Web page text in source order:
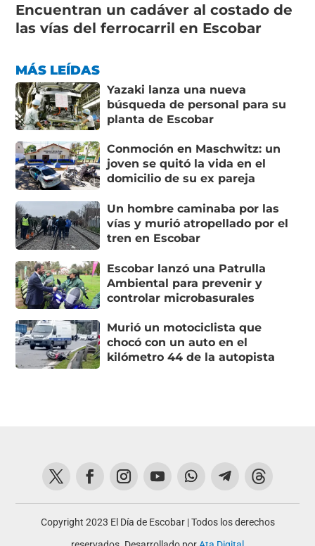
Encuentran un cadáver al costado de
las vías del ferrocarril en Escobar
MÁS LEÍDAS
Yazaki lanza una nueva
búsqueda de personal para su
planta de Escobar
Conmoción en Maschwitz: un
joven se quitó la vida en el
domicilio de su ex pareja
Un hombre caminaba por las
vías y murió atropellado por el
tren en Escobar
Escobar lanzó una Patrulla
Ambiental para prevenir y
controlar microbasurales
Murió un motociclista que
chocó con un auto en el
kilómetro 44 de la autopista
Copyright 2023 El Día de Escobar | Todos los derechos